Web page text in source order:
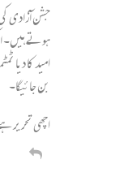
جشن آزادی
ہوتے ہیں۔
امید کا دیا
بن جائیگا۔
اچھی